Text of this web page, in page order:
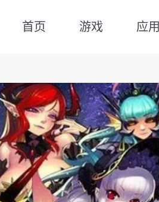
首页 游戏 应用